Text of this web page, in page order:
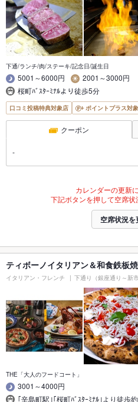
下通/ランチ/肉/ステーキ/記念日/誕生日
5001～6000円
2001～3000円
桜町ﾊﾞｽﾀｰﾐﾅﾙより徒歩5分
口コミ投稿特典対象店 ポイントプラス対
クーポン
‐
カレンダーの更新
下記ボタンを押して空席状
空席状況を
ティボーノイタリアン＆和食鉄板
イタリアン・フレンチ 下通り（銀座通り～新市
THE「大人のフードコート」
3001～4000円
｢辛島町駅｣｢桜町ﾊﾞｽﾀｰﾐﾅﾙ｣より徒歩